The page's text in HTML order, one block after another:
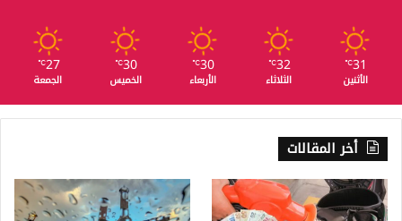
31
℃
الأثنين
32
℃
الثلاثاء
30
℃
الأربعاء
30
℃
الخميس
27
℃
الجمعة
أخر المقالات